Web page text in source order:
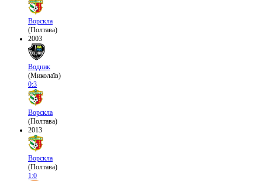
Ворскла
(Полтава)
2003
Водник
(Миколаїв)
0:3
Ворскла
(Полтава)
2013
Ворскла
(Полтава)
1:0